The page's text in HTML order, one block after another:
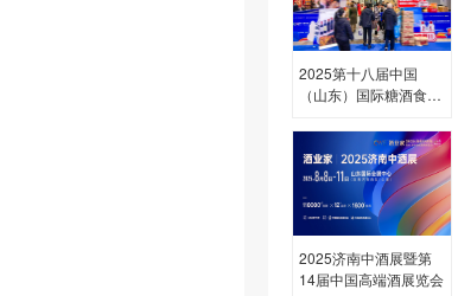
2025第十八届中国
（山东）国际糖酒食品
2025济南中酒展暨第
14届中国高端酒展览会